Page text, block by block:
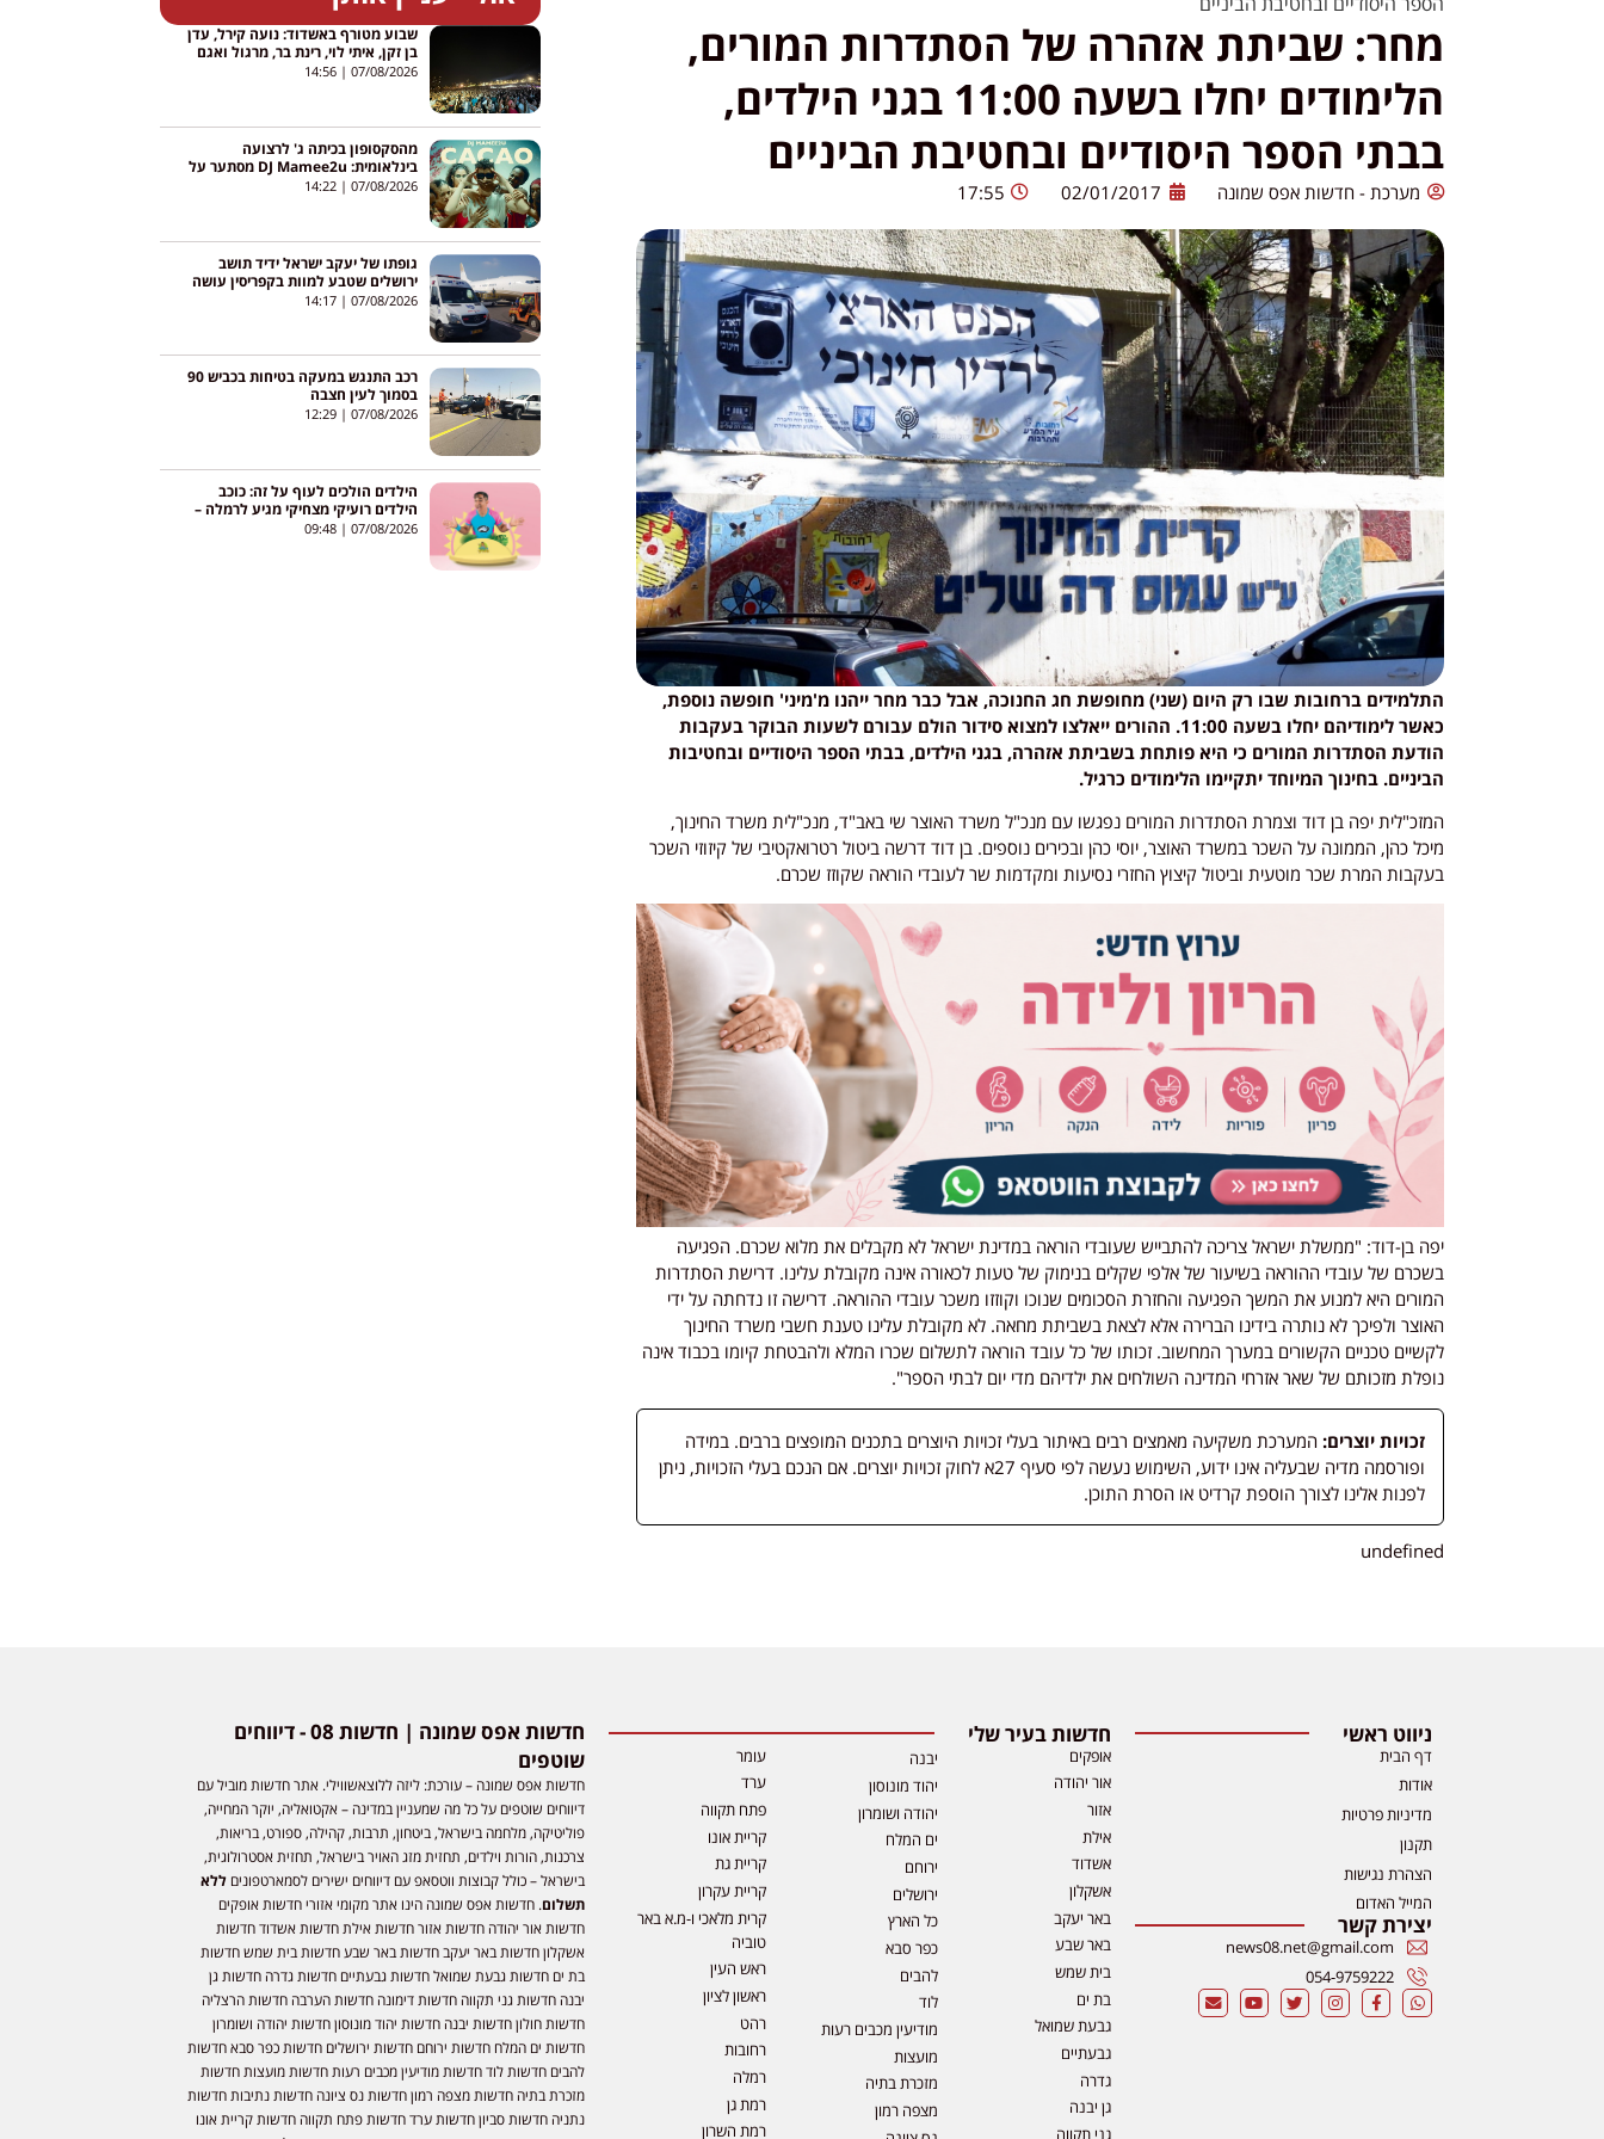
מחר: שביתת אזהרה של הסתדרות המורים,
הלימודים יחלו בשעה 11:00 בגני הילדים,
בבתי הספר היסודיים ובחטיבת הביניים
מערכת - חדשות אפס שמונה 02/01/2017
17:55
התלמידים ברחובות שבו רק היום (שני) מחופשת חג החנוכה, אבל כבר מחר ייהנו מ'מיני' חופשה נוספת,
כאשר לימודיהם יחלו בשעה 11:00. ההורים ייאלצו למצוא סידור הולם עבורם לשעות הבוקר בעקבות
הודעת הסתדרות המורים כי היא פותחת בשביתת אזהרה, בגני הילדים, בבתי הספר היסודיים ובחטיבות
הביניים. בחינוך המיוחד יתקיימו הלימודים כרגיל.
המזכ"לית יפה בן דוד וצמרת הסתדרות המורים נפגשו עם מנכ"ל משרד האוצר שי באב"ד, מנכ"לית משרד החינוך,
מיכל כהן, הממונה על השכר במשרד האוצר, יוסי כהן ובכירים נוספים. בן דוד דרשה ביטול רטרואקטיבי של קיזוזי השכר
בעקבות המרת שכר מוטעית וביטול קיצוץ החזרי נסיעות ומקדמות שר לעובדי הוראה שקוזז שכרם.
יפה בן-דוד: "ממשלת ישראל צריכה להתבייש שעובדי הוראה במדינת ישראל לא מקבלים את מלוא שכרם. הפגיעה
בשכרם של עובדי ההוראה בשיעור של אלפי שקלים בנימוק של טעות לכאורה אינה מקובלת עלינו. דרישת הסתדרות
המורים היא למנוע את המשך הפגיעה והחזרת הסכומים שנוכו וקוזזו משכר עובדי ההוראה. דרישה זו נדחתה על ידי
האוצר ולפיכך לא נותרה בידינו הברירה אלא לצאת בשביתת מחאה. לא מקובלת עלינו טענת חשבי משרד החינוך
לקשיים טכניים הקשורים במערך המחשוב. זכותו של כל עובד הוראה לתשלום שכרו המלא ולהבטחת קיומו בכבוד אינה
נופלת מזכותם של שאר אזרחי המדינה השולחים את ילדיהם מדי יום לבתי הספר".
זכויות יוצרים: המערכת משקיעה מאמצים רבים באיתור בעלי זכויות היוצרים בתכנים המופצים ברבים. במידה
ופורסמה מדיה שבעליה אינו ידוע, השימוש נעשה לפי סעיף 27א לחוק זכויות יוצרים. אם הנכם בעלי הזכויות, ניתן
לפנות אלינו לצורך הוספת קרדיט או הסרת התוכן.
undefined
שבוע מטורף באשדוד: נועה קירל, עדן
בן זקן, איתי לוי, רינת בר, מרגול ואגם
בוחבוט – והכניסה חופשית
07/08/2026
14:56
מהסקסופון בכיתה ג' לרצועה
בינלאומית: DJ Mamee2u מסתער על
יוטיוב עם שיר חדש
07/08/2026
14:22
גופתו של יעקב ישראל ידיד תושב
ירושלים שטבע למוות בקפריסין עושה
את דרכה לישראל
07/08/2026
14:17
רכב התנגש במעקה בטיחות בכביש 90
בסמוך לעין חצבה
07/08/2026
12:29
הילדים הולכים לעוף על זה: כוכב
הילדים רועיקי מצחיקי מגיע לרמלה –
והכניסה חופשית
07/08/2026
09:48
ניווט ראשי
דף הבית
אודות
מדיניות פרטיות
תקנון
הצהרת נגישות
המייל האדום
יצירת קשר
news08.net@gmail.com
054-9759222
חדשות בעיר שלי
אופקים
אור יהודה
אזור
אילת
אשדוד
אשקלון
באר יעקב
באר שבע
בית שמש
בת ים
גבעת שמואל
גבעתיים
גדרה
גן יבנה
גני תקווה
יבנה
יהוד מונוסון
יהודה ושומרון
ים המלח
ירוחם
ירושלים
כל הארץ
כפר סבא
להבים
לוד
מודיעין מכבים רעות
מועצות
מזכרת בתיה
מצפה רמון
עומר
ערד
פתח תקווה
קריית אונו
קריית גת
קריית עקרון
קרית מלאכי ו-מ.א באר
טוביה
ראש העין
ראשון לציון
רהט
רחובות
רמלה
רמת גן
רמת השרון
חדשות אפס שמונה | חדשות 08 - דיווחים
שוטפים
חדשות אפס שמונה – עורכת: ליזה ללוצאשווילי. אתר חדשות מוביל עם
דיווחים שוטפים על כל מה שמעניין במדינה – אקטואליה, יוקר המחייה,
פוליטיקה, מלחמה בישראל, ביטחון, תרבות, קהילה, ספורט, בריאות,
צרכנות, הורות וילדים, תחזית מזג האויר בישראל, תחזית אסטרולוגית,
בישראל – כולל קבוצות ווטסאפ עם דיווחים ישירים לסמארטפוניםללא
תשלום. חדשות אפס שמונה הינו אתר מקומי אזורי חדשות אופקים
חדשות אור יהודה חדשות אזור חדשות אילת חדשות אשדוד חדשות
אשקלון חדשות באר יעקב חדשות באר שבע חדשות בית שמש חדשות
בת ים חדשות גבעת שמואל חדשות גבעתיים חדשות גדרה חדשות גן
יבנה חדשות גני תקווה חדשות דימונה חדשות הערבה חדשות הרצליה
חדשות חולון חדשות יבנה חדשות יהוד מונוסון חדשות יהודה ושומרון
חדשות ים המלח חדשות ירוחם חדשות ירושלים חדשות כפר סבא חדשות
להבים חדשות לוד חדשות מודיעין מכבים רעות חדשות מועצות חדשות
מזכרת בתיה חדשות מצפה רמון חדשות נס ציונה חדשות נתיבות חדשות
נתניה חדשות סביון חדשות ערד חדשות פתח תקווה חדשות קריית אונו